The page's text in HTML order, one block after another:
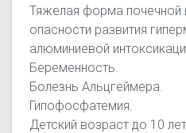
Тяжелая форма почечной
опасности развития
алюминиевой
Беременность.
Болезнь Альцгеймера.
Гипофосфатемия.
Детский возраст до 10